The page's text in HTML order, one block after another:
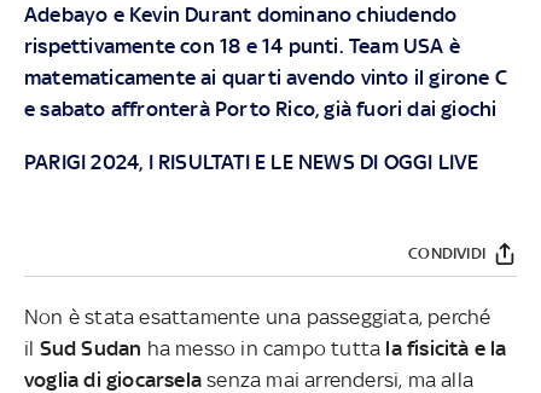
Adebayo e Kevin Durant dominano chiudendo
rispettivamente con 18 e 14 punti. Team USA è
matematicamente ai quarti avendo vinto il girone C
e sabato affronterà Porto Rico, già fuori dai giochi
PARIGI 2024, I RISULTATI E LE NEWS DI OGGI LIVE
CONDIVIDI
Non è stata esattamente una passeggiata, perché
il Sud Sudan ha messo in campo tutta la fisicità e la
voglia di giocarsela senza mai arrendersi, ma alla